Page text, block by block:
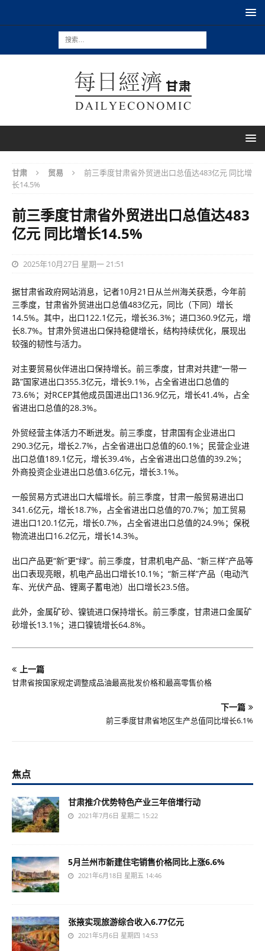
甘肃 贸易
前三季度甘肃省外贸进出口总值达483亿元 同比增
长14.5%
前三季度甘肃省外贸进出口总值达483
亿元 同比增长14.5%
2025年10月27日 星期一 21:51
据甘肃省政府网站消息，记者10月21日从兰州海关获悉，今年前
三季度，甘肃省外贸进出口总值483亿元，同比（下同）增长
14.5%。其中，出口122.1亿元，增长36.3%；进口360.9亿元，增
长8.7%。甘肃外贸进出口保持稳健增长，结构持续优化，展现出
较强的韧性与活力。
对主要贸易伙伴进出口保持增长。前三季度，甘肃对共建“一带一
路”国家进出口355.3亿元，增长9.1%，占全省进出口总值的
73.6%；对RCEP其他成员国进出口136.9亿元，增长41.4%，占全
省进出口总值的28.3%。
外贸经营主体活力不断迸发。前三季度，甘肃国有企业进出口
290.3亿元，增长2.7%，占全省进出口总值的60.1%；民营企业进
出口总值189.1亿元，增长39.4%，占全省进出口总值的39.2%；
外商投资企业进出口总值3.6亿元，增长3.1%。
一般贸易方式进出口大幅增长。前三季度，甘肃一般贸易进出口
341.6亿元，增长18.7%，占全省进出口总值的70.7%；加工贸易
进出口120.1亿元，增长0.7%，占全省进出口总值的24.9%；保税
物流进出口16.2亿元，增长14.3%。
出口产品更“新”更“绿”。前三季度，甘肃机电产品、“新三样”产品等
出口表现亮眼，机电产品出口增长10.1%；“新三样”产品（电动汽
车、光伏产品、锂离子蓄电池）出口增长23.5倍。
此外，金属矿砂、镍锍进口保持增长。前三季度，甘肃进口金属矿
砂增长13.1%；进口镍锍增长64.8%。
上一篇
甘肃省按国家规定调整成品油最高批发价格和最高零售价格
下一篇
前三季度甘肃省地区生产总值同比增长6.1%
焦点
甘肃推介优势特色产业三年倍增行动
2021年7月6日 星期二 15:22
5月兰州市新建住宅销售价格同比上涨6.6%
2021年6月18日 星期五 14:46
张掖实现旅游综合收入6.77亿元
2021年5月6日 星期四 14:53